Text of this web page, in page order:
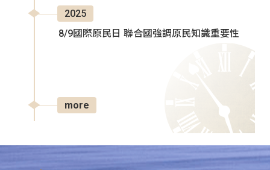
2025
8/9國際原民日 聯合國強調原民知識重要性
more